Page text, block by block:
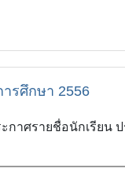
รศึกษา 2556
กาศรายชื่อนักเรียน